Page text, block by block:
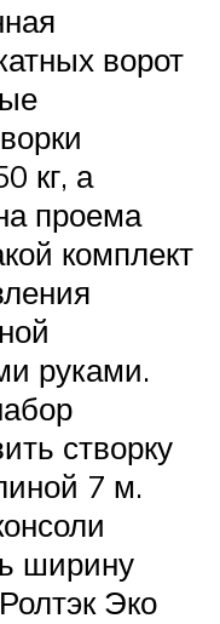
ворот
кг, а
проема
комплект
руками.
створку
7 м.
ширину
Эко